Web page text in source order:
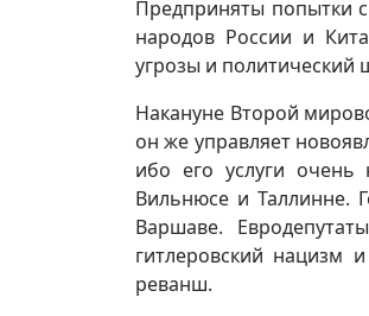
Предприняты попытки
народов России и
угрозы и политический
Накануне Второй
он же управляет
ибо его услуги
Вильнюсе и Таллинне.
Варшаве.
гитлеровский нацизм
реванш.